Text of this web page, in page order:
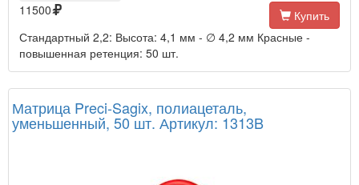
11500
Купить
Стандартный 2,2: Высота: 4,1 мм - ∅ 4,2 мм Красные -
повышенная ретенция: 50 шт.
Матрица Preci-Sagix, полиацеталь,
уменьшенный, 50 шт. Артикул: 1313B